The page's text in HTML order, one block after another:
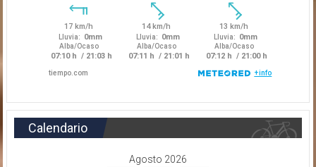
Calendario
Agosto 2026